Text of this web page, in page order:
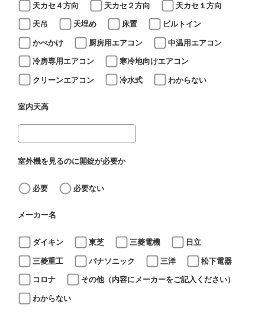
天カセ４方向 天カセ２方向
天カセ１方向
天吊
天埋め 床置
ビルトイン
かべかけ
厨房用エアコン
中温用エアコン
冷房専用エアコン
寒冷地向けエアコン
クリーンエアコン
冷水式 わからない
室内天高
室外機を見るのに開錠が必要か
必要 必要ない
メーカー名
ダイキン 東芝 三菱電機
日立
三菱重工
パナソニック 三洋
松下電器
コロナ
その他（内容にメーカーをご記入ください）
わからない